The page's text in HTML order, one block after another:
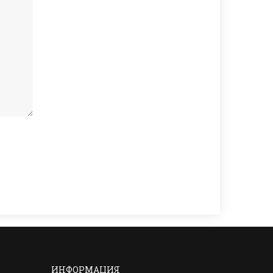
ИНФОРМАЦИЯ